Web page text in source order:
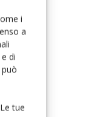
i
a
di
tue